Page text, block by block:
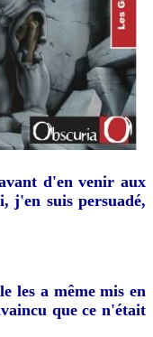
d'en venir aux
j'en suis persuadé,
les a même mis en
que ce n'était